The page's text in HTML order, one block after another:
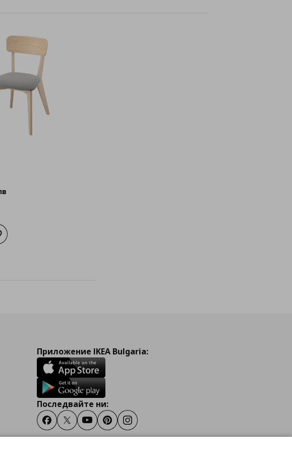
кошницатакъм списъка с любими
Приложение IKEA Bulgaria:
Последвайте ни:
FacebookTwitterYoutubePinterestInstagram